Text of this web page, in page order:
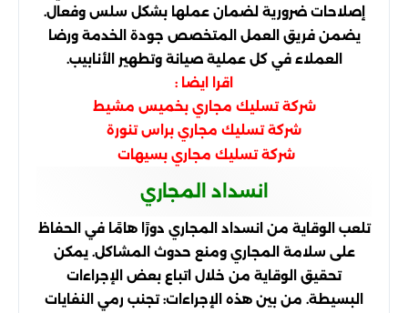
إصلاحات ضرورية لضمان عملها بشكل سلس وفعال.
يضمن فريق العمل المتخصص جودة الخدمة ورضا
العملاء في كل عملية صيانة وتطهير الأنابيب.
اقرا ايضا :
شركة تسليك مجاري بخميس مشيط
شركة تسليك مجاري براس تنورة
شركة تسليك مجاري بسيهات
انسداد المجاري
تلعب الوقاية من انسداد المجاري دورًا هامًا في الحفاظ
على سلامة المجاري ومنع حدوث المشاكل. يمكن
تحقيق الوقاية من خلال اتباع بعض الإجراءات
البسيطة. من بين هذه الإجراءات: تجنب رمي النفايات